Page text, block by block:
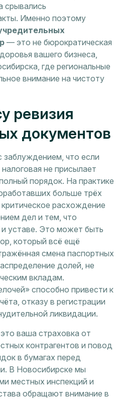
срывались
Именно поэтому
— это не бюрократическая
вашего бизнеса,
где региональные
внимание на чистоту
ревизия
документов
заблуждением, что если
не присылает
порядок. На практике
больше трёх
расхождение
дел и тем, что
уставе. Это может быть
который всё ещё
смена паспортных
долей, не
вкладам.
способно привести к
отказу в регистрации
ликвидации.
ваша страховка от
контрагентов и повод
в бумагах перед
В Новосибирске мы
местных инспекций и
обращают внимание в